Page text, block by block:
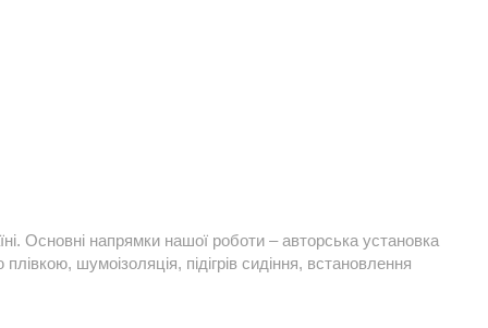
Основні напрямки нашої роботи – авторська установка
шумоізоляція, підігрів сидіння, встановлення